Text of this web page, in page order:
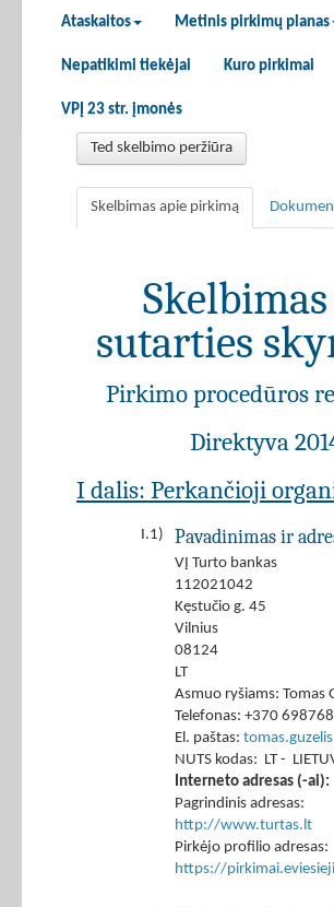
Ataskaitos Metinis pirkimų planas
Nepatikimi tiekėjai Kuro pirkimai
VPĮ 23 str. įmonės
Ted skelbimo peržiūra
Skelbimas apie pirkimą
sutarties
Pirkimo procedūros
Direktyva
I dalis: Perkančioji
I.1) Pavadinimas ir
VĮ Turto bankas
112021042
Kęstučio g. 45
Vilnius
08124
LT
Asmuo ryšiams: Tomas
Telefonas: +370
El. paštas:
NUTS kodas: LT -
Interneto adresas (-ai):
Pagrindinis adresas:
http://www.turtas.lt
Pirkėjo profilio adresas:
https://